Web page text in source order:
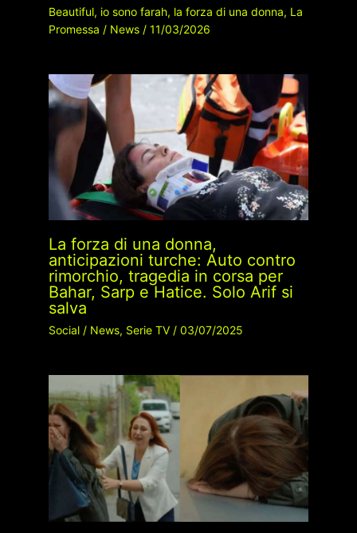
Beautiful, io sono farah, la forza di una donna, La
Promessa / News/ 11/03/2026
La forza di una donna,
anticipazioni turche: Auto contro
rimorchio, tragedia in corsa per
Bahar, Sarp e Hatice. Solo Arif si
salva
Social/ News, Serie TV/ 03/07/2025